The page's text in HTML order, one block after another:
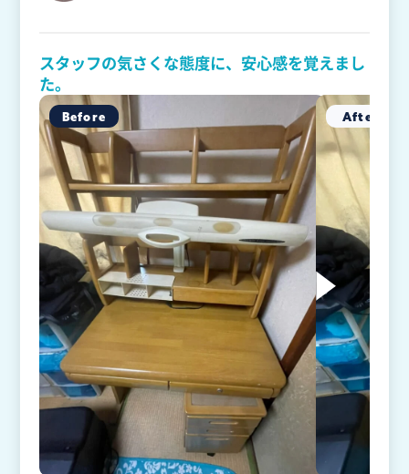
スタッフの気さくな態度に、安心感を覚えまし
た。